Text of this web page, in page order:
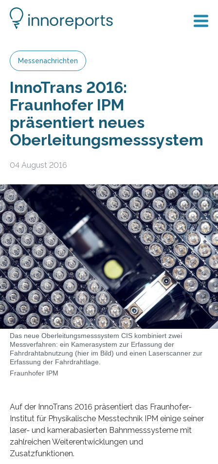
Messenachrichten
InnoTrans 2016:
Fraunhofer IPM
präsentiert neues
Oberleitungsmesssystem
04 August 2016
Das neue Oberleitungsmesssystem CIS kombiniert zwei
Messverfahren: ein Kamerasystem zur Erfassung der
Fahrdrahtabnutzung (hier im Bild) und einen Laserscanner zur
Erfassung der Fahrdrahtlage.
Fraunhofer IPM
Auf der InnoTrans 2016 präsentiert das Fraunhofer-
Institut für Physikalische Messtechnik IPM einige seiner
laser- und kamerabasierten Bahnmesssysteme mit
zahlreichen Weiterentwicklungen und
Zusatzfunktionen.